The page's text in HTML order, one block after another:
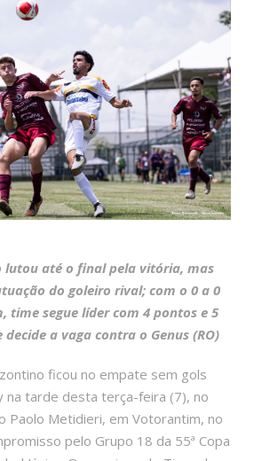
lutou até o final pela vitória, mas
do goleiro rival; com o 0 a 0
time segue líder com 4 pontos e 5
decide a vaga contra o Genus (RO)
ficou no empate sem gols
na tarde desta terça-feira (7), no
Paolo Metidieri, em Votorantim, no
pelo Grupo 18 da 55ª Copa